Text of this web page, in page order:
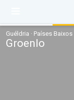
Guéldria · Países Baixos
Groenlo